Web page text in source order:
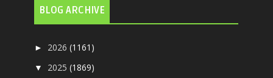
BLOG ARCHIVE
► 2026(1161)
▼ 2025(1869)